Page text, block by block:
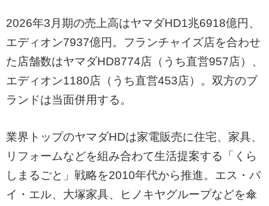
2026年3月期の売上高はヤマダHD1兆6918億円、
エディオン7937億円。フランチャイズ店を合わせ
た店舗数はヤマダHD8774店（うち直営957店）、
エディオン1180店（うち直営453店）。双方のブ
ランドは当面併用する。
業界トップのヤマダHDは家電販売に住宅、家具、
リフォームなどを組み合わて生活提案する「くら
しまるごと」戦略を2010年代から推進。エス・バ
イ・エル、大塚家具、ヒノキヤグループなどを傘